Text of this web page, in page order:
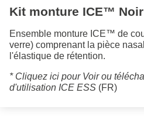
Kit monture ICE™ Noir
Ensemble monture ICE™ de
verre) comprenant la pièce
l'élastique de rétention.
* Cliquez ici pour Voir ou
d'utilisation ICE ESS (FR)